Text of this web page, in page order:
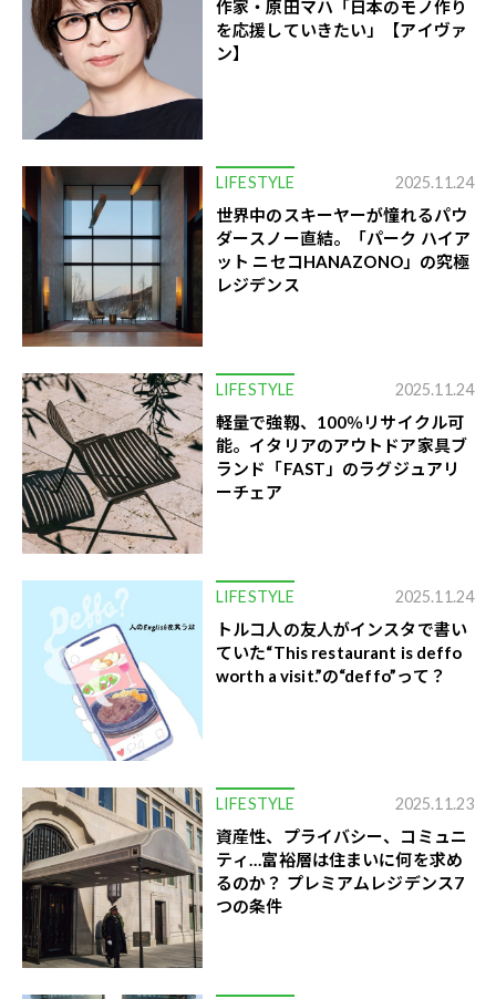
作家・原田マハ「日本のモノ作り
を応援していきたい」【アイヴァ
ン】
LIFESTYLE 2025.11.24
世界中のスキーヤーが憧れるパウ
ダースノー直結。「パーク ハイア
ット ニセコHANAZONO」の究極
レジデンス
LIFESTYLE 2025.11.24
軽量で強靱、100％リサイクル可
能。イタリアのアウトドア家具ブ
ランド「FAST」のラグジュアリ
ーチェア
LIFESTYLE 2025.11.24
トルコ人の友人がインスタで書い
ていた“This restaurant is deffo
worth a visit.”の“deffo”って？
LIFESTYLE 2025.11.23
資産性、プライバシー、コミュニ
ティ…富裕層は住まいに何を求め
るのか？ プレミアムレジデンス7
つの条件